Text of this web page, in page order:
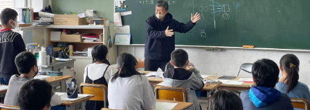
プログラムレポート
アーカイブムービー
参加者の声
よくある質問
サイトポリシー